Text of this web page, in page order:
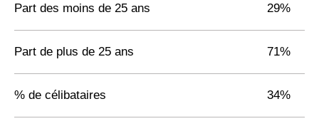
Part des moins de 25 ans 29%
Part de plus de 25 ans 71%
% de célibataires 34%